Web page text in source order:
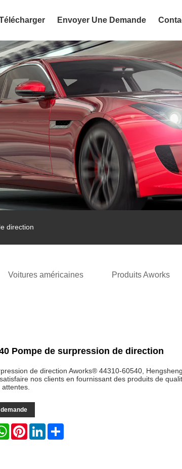
Envoyer Une Demande
direction
Voitures américaines Produits Aworks
Pompe de surpression de direction
de direction Aworks® 44310-60540,
nos clients en fournissant des produits de
attentes.
WhatsAppPinterestLinkedIn